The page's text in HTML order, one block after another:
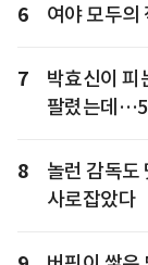
6 여야 모두의
7
박효신이 피
팔렸는데…5
8
놀런 감독도
사로잡았다